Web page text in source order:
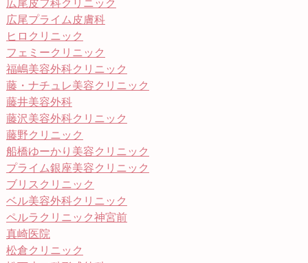
広尾皮フ科クリニック
広尾プライム皮膚科
ヒロクリニック
フェミークリニック
福嶋美容外科クリニック
藤・ナチュレ美容クリニック
藤井美容外科
藤沢美容外科クリニック
藤野クリニック
船橋ゆーかり美容クリニック
プライム銀座美容クリニック
ブリスクリニック
ベル美容外科クリニック
ペルラクリニック神宮前
真崎医院
松倉クリニック